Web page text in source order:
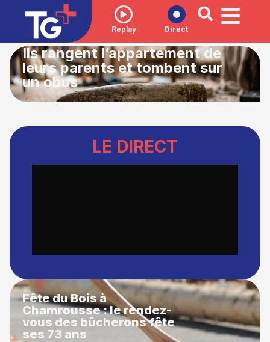
Replay Direct
TG +, VOTRE TÉLÉ AU CŒUR DES ALPES
Ils rangent l’appartement de
leurs parents et tombent sur
un obus
Fête du Bois à
Chamrousse : le rendez-
vous des bûcherons fête
ses 73 ans
LE DIRECT